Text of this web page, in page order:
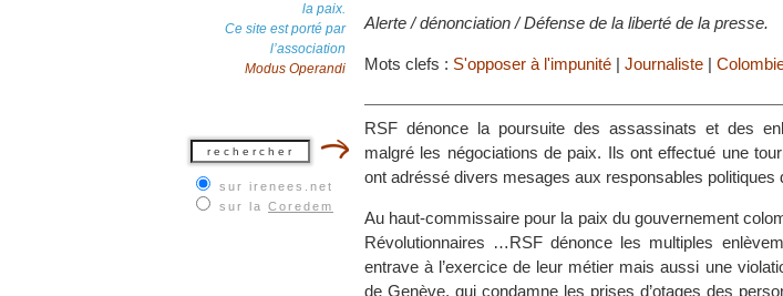
la paix.
Ce site est porté par
l’association
Modus Operandi
sur irenees.net
sur la Coredem
Alerte / dénonciation / Défense de la liberté de la presse.
Mots clefs : S'opposer à l'impunité | Journaliste |
RSF dénonce la poursuite des assassinats et des
malgré les négociations de paix. Ils ont effectué une
ont adréssé divers mesages aux responsables politiques
Au haut-commissaire pour la paix du gouvernement
Révolutionnaires …RSF dénonce les multiples
entrave à l’exercice de leur métier mais aussi une
de Genève, qui condamne les prises d’otages des